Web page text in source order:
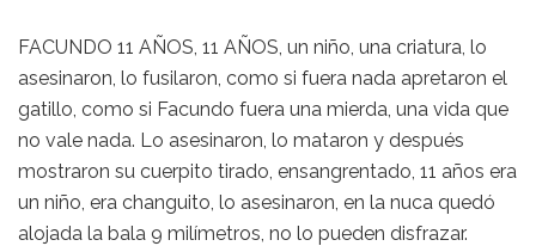
FACUNDO 11 AÑOS, 11 AÑOS, un niño, una criatura, lo
asesinaron, lo fusilaron, como si fuera nada apretaron el
gatillo, como si Facundo fuera una mierda, una vida que
no vale nada. Lo asesinaron, lo mataron y después
mostraron su cuerpito tirado, ensangrentado, 11 años era
un niño, era changuito, lo asesinaron, en la nuca quedó
alojada la bala 9 milímetros, no lo pueden disfrazar.